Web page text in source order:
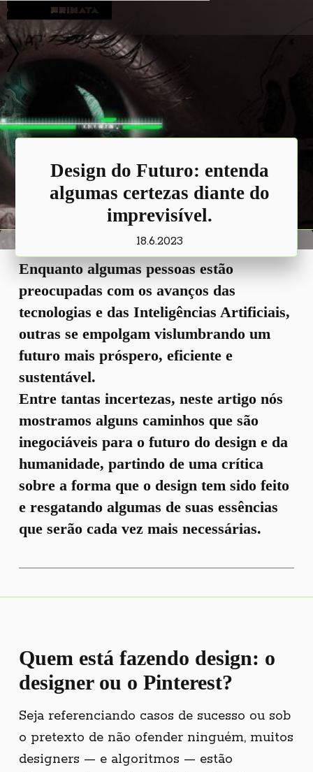
Blog
Design do Futuro: entenda
algumas certezas diante do
imprevisível.
18.6.2023
Enquanto algumas pessoas estão
preocupadas com os avanços das
tecnologias e das Inteligências Artificiais,
outras se empolgam vislumbrando um
futuro mais próspero, eficiente e
sustentável.
Entre tantas incertezas, neste artigo nós
mostramos alguns caminhos que são
inegociáveis para o futuro do design e da
humanidade, partindo de uma crítica
sobre a forma que o design tem sido feito
e resgatando algumas de suas essências
que serão cada vez mais necessárias.
Quem está fazendo design: o
designer ou o Pinterest?
Seja referenciando casos de sucesso ou sob
o pretexto de não ofender ninguém, muitos
designers — e algoritmos — estão